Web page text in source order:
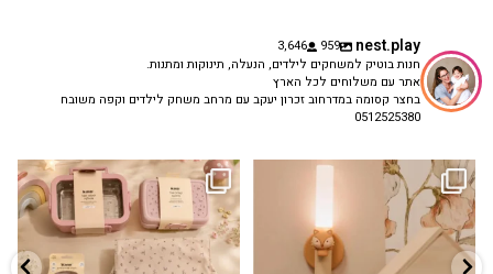
nest.play
959
3,646
חנות בוטיק למשחקים לילדים, הנעלה, תינוקות ומתנות.
אתר עם משלוחים לכל הארץ
בחצר קסומה במדרחוב זכרון יעקב עם מרחב משחק לילדים וקפה משובח
0512525380
✨ חוזרים למסגרת בסטייל! ✨
הקולקציה החדשה...
9 4
גם פריט עיצובי לחדר, גם מנורת לילה
...
3 0